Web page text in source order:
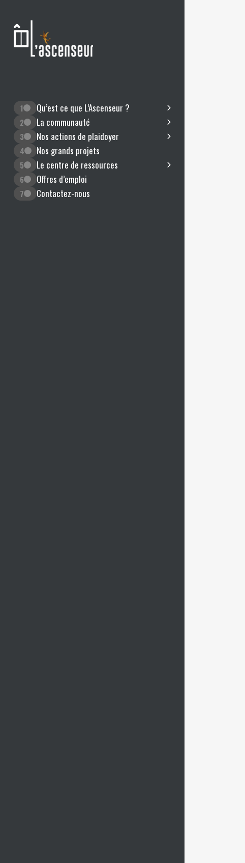
1 Qu’est ce que L’Ascenseur ?
2 La communauté
3 Nos actions de plaidoyer
4 Nos grands projets
5 Le centre de ressources
6 Offres d’emploi
7 Contactez-nous